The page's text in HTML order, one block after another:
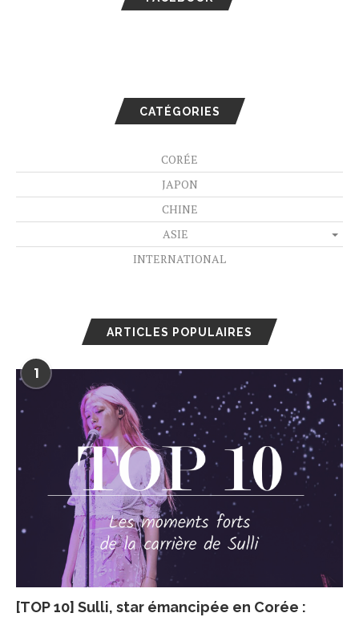
CATÉGORIES
CORÉE
JAPON
CHINE
ASIE
INTERNATIONAL
ARTICLES POPULAIRES
1
[TOP 10] Sulli, star émancipée en Corée :